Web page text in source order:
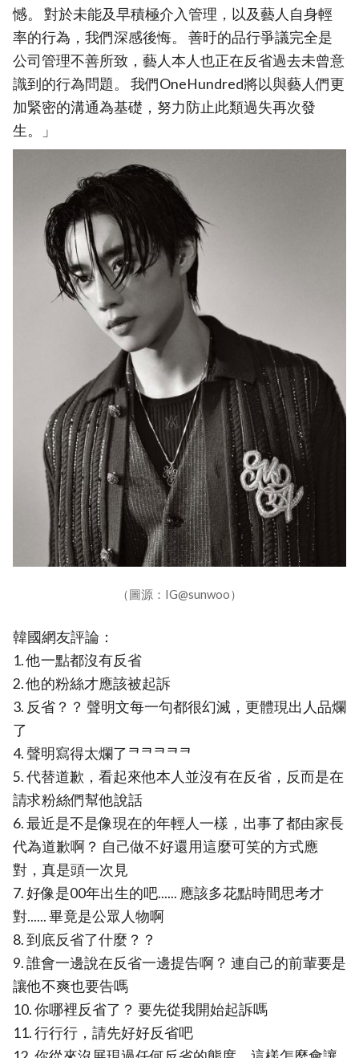
憾。 對於未能及早積極介入管理，以及藝人自身輕
率的行為，我們深感後悔。 善旴的品行爭議完全是
公司管理不善所致，藝人本人也正在反省過去未曾意
識到的行為問題。 我們OneHundred將以與藝人們更
加緊密的溝通為基礎，努力防止此類過失再次發
生。」
（圖源：IG@sunwoo）
韓國網友評論：
1. 他一點都沒有反省
2. 他的粉絲才應該被起訴
3. 反省？？ 聲明文每一句都很幻滅，更體現出人品爛
了
4. 聲明寫得太爛了ᄏᄏᄏᄏᄏ
5. 代替道歉，看起來他本人並沒有在反省，反而是在
請求粉絲們幫他說話
6. 最近是不是像現在的年輕人一樣，出事了都由家長
代為道歉啊？ 自己做不好還用這麼可笑的方式應
對，真是頭一次見
7. 好像是00年出生的吧...... 應該多花點時間思考才
對...... 畢竟是公眾人物啊
8. 到底反省了什麼？？
9. 誰會一邊說在反省一邊提告啊？ 連自己的前輩要是
讓他不爽也要告嗎
10. 你哪裡反省了？ 要先從我開始起訴嗎
11. 行行行，請先好好反省吧